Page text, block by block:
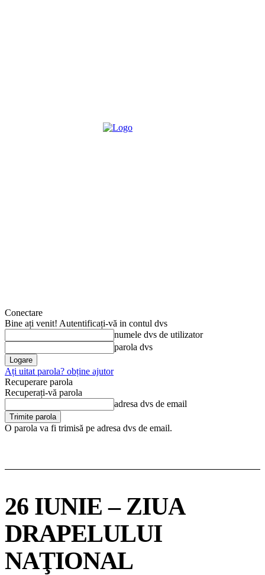
Conectare
Bine ați venit! Autentificați-vă in contul dvs
numele dvs de utilizator
parola dvs
Ați uitat parola? obține ajutor
Recuperare parola
Recuperați-vă parola
adresa dvs de email
O parola va fi trimisă pe adresa dvs de email.
26 IUNIE – ZIUA
DRAPELULUI
NAŢIONAL